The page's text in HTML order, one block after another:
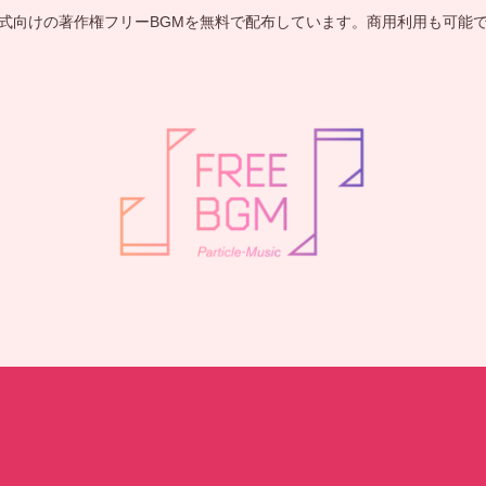
向けの著作権フリーBGMを無料で配布しています。商用利用も可能